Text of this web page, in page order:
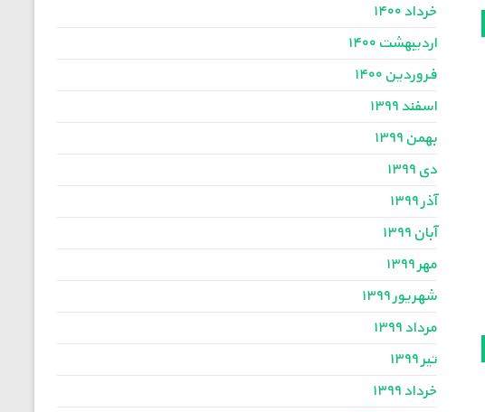
خرداد ۱۴۰۰
اردیبهشت ۱۴۰۰
فروردین ۱۴۰۰
اسفند ۱۳۹۹
بهمن ۱۳۹۹
دی ۱۳۹۹
آذر ۱۳۹۹
آبان ۱۳۹۹
مهر ۱۳۹۹
شهریور ۱۳۹۹
مرداد ۱۳۹۹
تیر ۱۳۹۹
خرداد ۱۳۹۹